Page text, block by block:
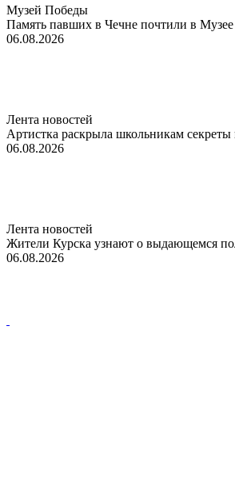
Музей Победы
Память павших в Чечне почтили в
06.08.2026
Лента новостей
Артистка раскрыла школьникам секреты
06.08.2026
Лента новостей
Жители Курска узнают о выдающемся
06.08.2026